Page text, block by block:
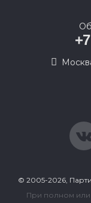
© 2005-2026,
При полном или